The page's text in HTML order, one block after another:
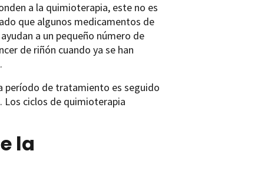
a la quimioterapia, este no es
que algunos medicamentos de
a un pequeño número de
de riñón cuando ya se han
período de tratamiento es seguido
Los ciclos de quimioterapia
la